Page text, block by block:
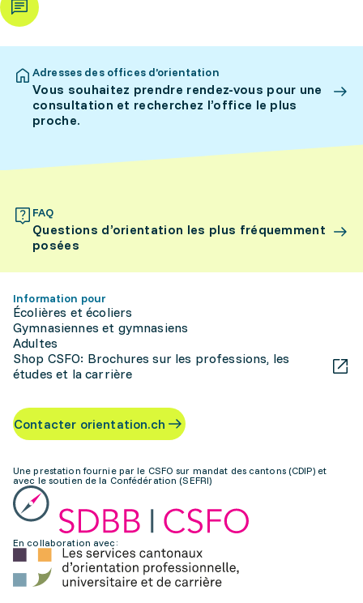
Adresses des offices d’orientation
Vous souhaitez prendre rendez-vous pour une
consultation et recherchez l’office le plus
proche.
FAQ
Questions d’orientation les plus fréquemment
posées
Information pour
Écolières et écoliers
Gymnasiennes et gymnasiens
Adultes
Shop CSFO: Brochures sur les professions, les
études et la carrière
Contacter orientation.ch
Une prestation fournie par le CSFO sur mandat des cantons (CDIP) et
avec le soutien de la Confédération (SEFRI)
En collaboration avec: